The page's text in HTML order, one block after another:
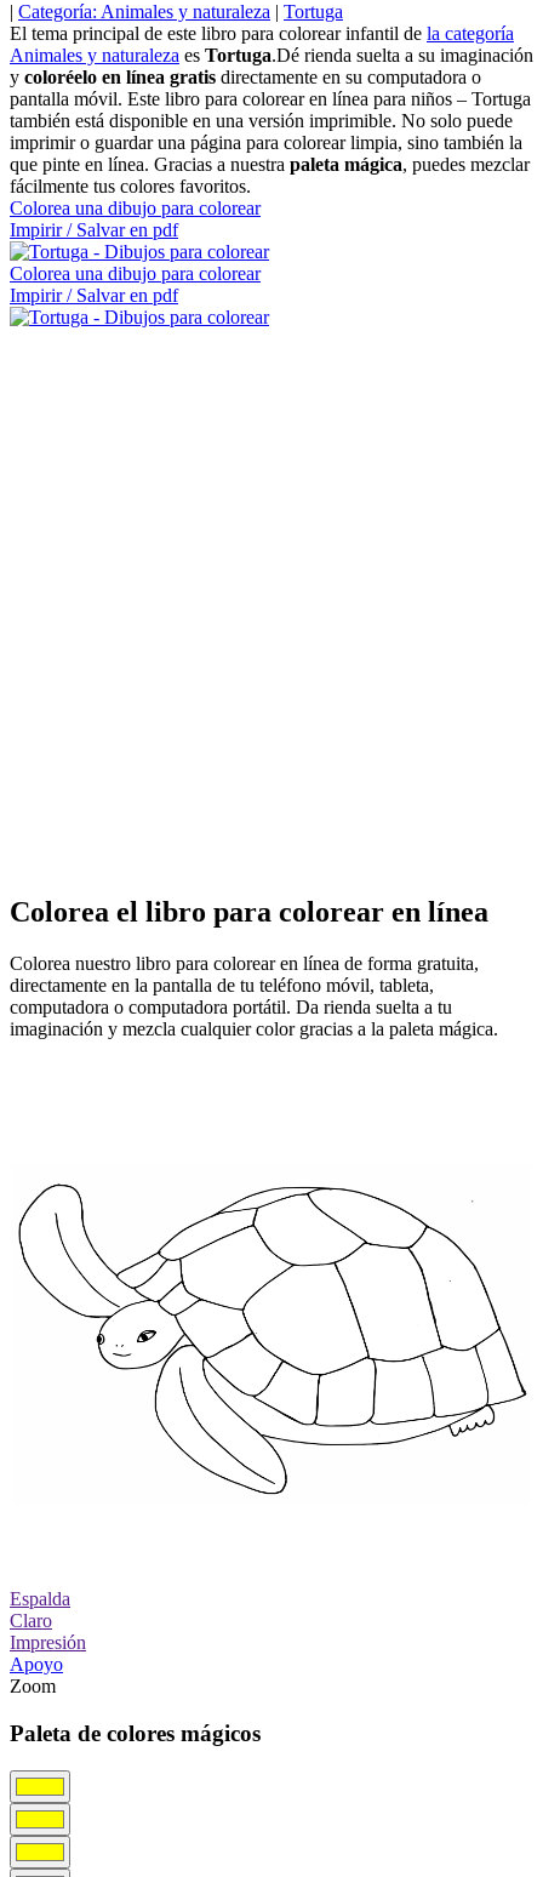
| Categoría: Animales y naturaleza | Tortuga
El tema principal de este libro para colorear infantil de la categoría
Animales y naturaleza es Tortuga.Dé rienda suelta a su imaginación
y coloréelo en línea gratis directamente en su computadora o
pantalla móvil. Este libro para colorear en línea para niños – Tortuga
también está disponible en una versión imprimible. No solo puede
imprimir o guardar una página para colorear limpia, sino también la
que pinte en línea. Gracias a nuestra paleta mágica, puedes mezclar
fácilmente tus colores favoritos.
Colorea una dibujo para colorear
Impirir / Salvar en pdf
Colorea una dibujo para colorear
Impirir / Salvar en pdf
Colorea el libro para colorear en línea
Colorea nuestro libro para colorear en línea de forma gratuita,
directamente en la pantalla de tu teléfono móvil, tableta,
computadora o computadora portátil. Da rienda suelta a tu
imaginación y mezcla cualquier color gracias a la paleta mágica.
Espalda
Claro
Impresión
Apoyo
Zoom
Paleta de colores mágicos